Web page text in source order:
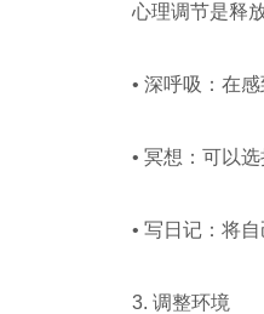
心理调节是释
• 深呼吸：在
• 冥想：可以
• 写日记：将
3. 调整环境